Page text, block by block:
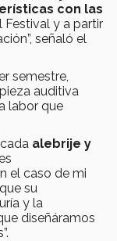
con las
Festival y a partir
señaló el
semestre,
auditiva
labor que
alebrije y
el caso de mi
su
y la
diseñáramos